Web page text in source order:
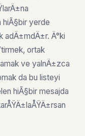
yerde
adÄ±mdÄ±r. Ä°ki
ortak
ve yalnÄ±zca
da bu listeyi
hiÃ§bir mesajda